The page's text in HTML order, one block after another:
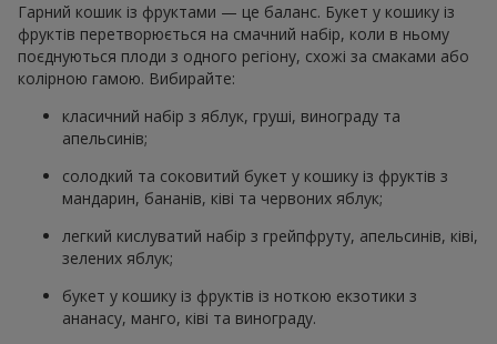
Гарний кошик із фруктами — це баланс. Букет у кошику із
фруктів перетворюється на смачний набір, коли в ньому
поєднуються плоди з одного регіону, схожі за смаками або
колірною гамою. Вибирайте:
класичний набір з яблук, груші, винограду та
апельсинів;
солодкий та соковитий букет у кошику із фруктів з
мандарин, бананів, ківі та червоних яблук;
легкий кислуватий набір з грейпфруту, апельсинів, ківі,
зелених яблук;
букет у кошику із фруктів із ноткою екзотики з
ананасу, манго, ківі та винограду.